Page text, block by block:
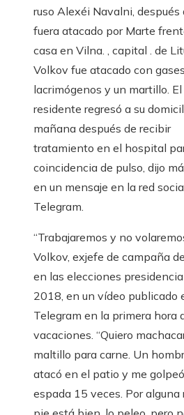
ruso Alexéi Navalni, después
fuera atacado por Marte
casa en Vilna. , capital . de
Volkov fue atacado con gases
lacrimógenos y un martillo. El
residente regresó a su
mañana después de recibir
tratamiento en el hospital
coincidencia de pulso, dijo
en un mensaje en la red
Telegram.
“Trabajaremos y no
Volkov, exjefe de campaña
en las elecciones
2018, en un vídeo publicado
Telegram en la primera hora
vacaciones. “Quiero
maltillo para carne. Un
atacó en el patio y me
espada 15 veces. Por alguna